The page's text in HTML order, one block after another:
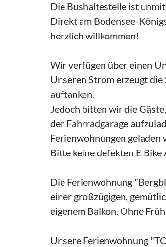
Die Bushaltestelle ist
Direkt am Bodensee-
herzlich willkommen!
Wir verfügen über einen
Unseren Strom erzeugt die
auftanken.
Jedoch bitten wir die
der Fahrradgarage
Ferienwohnungen geladen
Bitte keine defekten E
Die Ferienwohnung
einer großzügigen,
eigenem Balkon. Ohne
Unsere Ferienwohnung